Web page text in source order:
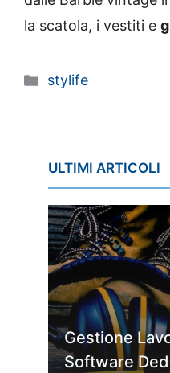
la scatola, i vestiti e
Categorie
stylife
ULTIMI ARTICOLI
Gestione
Software